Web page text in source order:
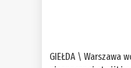
GIEŁDA \ Warszawa